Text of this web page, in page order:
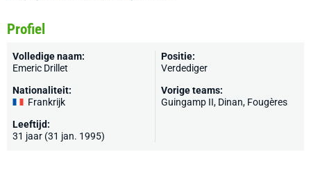
Profiel
Volledige naam:
Emeric Drillet
Nationaliteit:
Frankrijk
Leeftijd:
31 jaar (31 jan. 1995)
Positie:
Verdediger
Vorige teams:
Guingamp II, Dinan, Fougères